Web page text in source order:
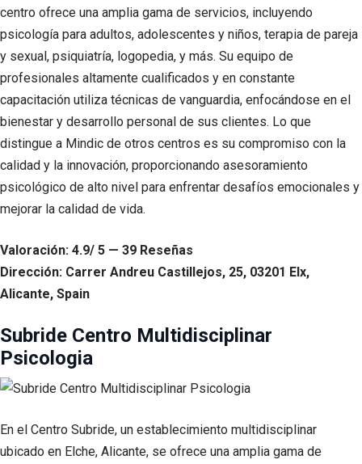
centro ofrece una amplia gama de servicios, incluyendo
psicología para adultos, adolescentes y niños, terapia de pareja
y sexual, psiquiatría, logopedia, y más. Su equipo de
profesionales altamente cualificados y en constante
capacitación utiliza técnicas de vanguardia, enfocándose en el
bienestar y desarrollo personal de sus clientes. Lo que
distingue a Mindic de otros centros es su compromiso con la
calidad y la innovación, proporcionando asesoramiento
psicológico de alto nivel para enfrentar desafíos emocionales y
mejorar la calidad de vida.
Valoración: 4.9/ 5 — 39 Reseñas
Dirección: Carrer Andreu Castillejos, 25, 03201 Elx,
Alicante, Spain
Subride Centro Multidisciplinar
Psicologia
En el Centro Subride, un establecimiento multidisciplinar
ubicado en Elche, Alicante, se ofrece una amplia gama de